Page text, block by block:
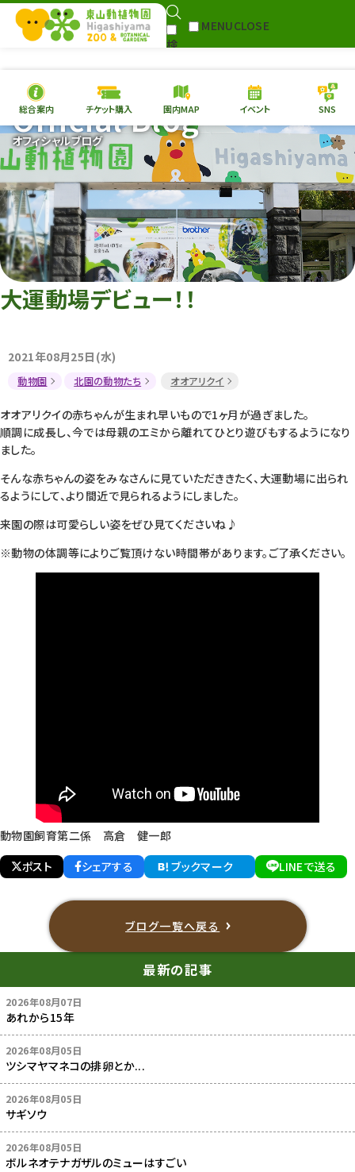
検
MENUCLOSE
本日の開園情報 チケ
園内MAP イベント
総合案内
動物園 植物園
再生プラン
東山動植物園
への支援
総合案内 チケット購入 園内MAP イベント SNS
オフィシャルブログ
Official Blog
大運動場デビュー！！
2021年08月25日(水)
動物園 北園の動物たち オオアリクイ
オオアリクイの赤ちゃんが生まれ早いもので1ヶ月が過ぎました。
順調に成長し、今では母親のエミから離れてひとり遊びもするようになり
ました。
そんな赤ちゃんの姿をみなさんに見ていただききたく、大運動場に出られ
るようにして、より間近で見られるようにしました。
来園の際は可愛らしい姿をぜひ見てくださいね♪
※動物の体調等によりご覧頂けない時間帯があります。ご了承ください。
動物園飼育第二係 高倉 健一郎
ポスト
シェアする ブックマーク LINEで送る
ブログ一覧へ戻る
最新の記事
2026年08月07日
あれから15年
2026年08月05日
ツシマヤマネコの排卵とか...
2026年08月05日
サギソウ
2026年08月05日
ボルネオテナガザルのミューはすごい